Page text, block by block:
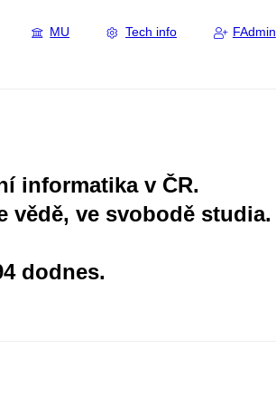
MU Tech info FAdmin
informatika v ČR.
vědě, ve svobodě studia.
dodnes.